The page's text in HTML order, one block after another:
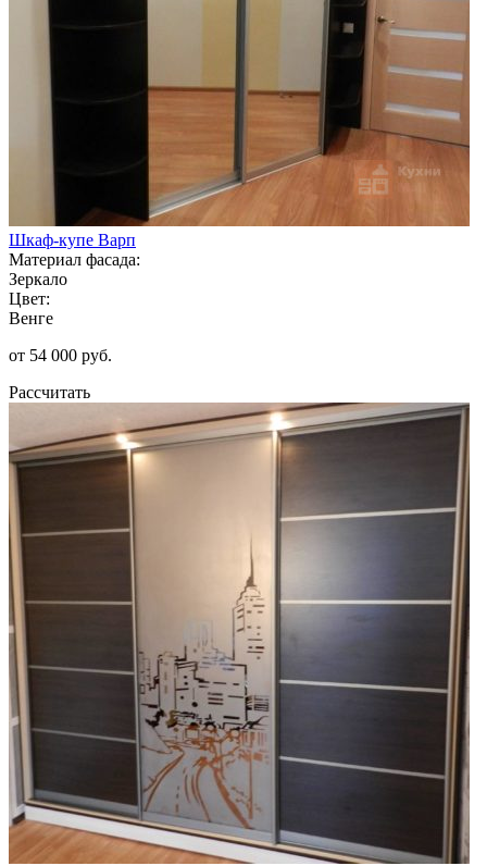
Шкаф-купе Варп
Материал фасада:
Зеркало
Цвет:
Венге
от 54 000 руб.
Рассчитать